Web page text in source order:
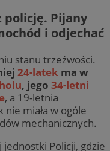
policję. Pijany
i odjechać
stanu trzeźwości.
24-latek ma w
, jego 34-letni
, a 19-letnia
miała w ogóle
mechanicznych.
jednostki Policji, gdzie